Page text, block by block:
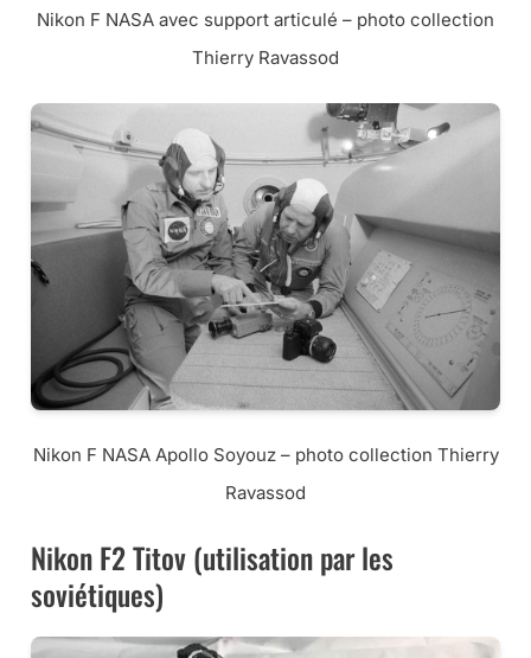
Nikon F NASA avec support articulé – photo collection
Thierry Ravassod
Nikon F NASA Apollo Soyouz – photo collection Thierry
Ravassod
Nikon F2 Titov (utilisation par les
soviétiques)